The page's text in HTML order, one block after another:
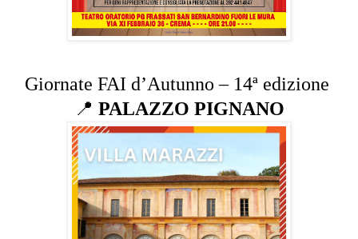
Giornate FAI d’Autunno – 14ª edizione
📍 PALAZZO PIGNANO